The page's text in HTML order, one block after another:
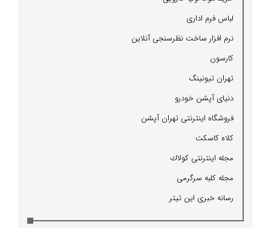
لباس فرم اداری
نرم افزار ساخت نظرسنجی آنلاین
كارسون
تهران تیونینگ
دنیای آپشن خودرو
فروشگاه اینترنتی تهران آپشن
كلاه كاسكت
مجله اینترنتی كولاك
مجله كلبه سرگرمی
رسانه خبری این تیتر